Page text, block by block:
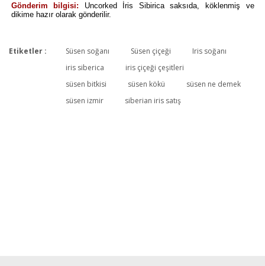
Gönderim bilgisi: Uncorked İris Sibirica saksıda, köklenmiş ve
dikime hazır olarak gönderilir.
Bu ürüne ilk yorumu siz yapın!
Yorum Yaz
Etiketler : Süsen soğanı Süsen çiçeği
Iris soğanı
iris siberica
iris çiçeği çeşitleri
süsen bitkisi
süsen kökü
süsen ne demek
süsen izmir
siberian iris satış